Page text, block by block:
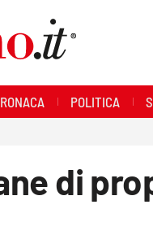
POLITICA
di